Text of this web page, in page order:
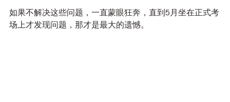
如果不解决这些问题，一直蒙眼狂奔，直到5月坐在正式考
场上才发现问题，那才是最大的遗憾。